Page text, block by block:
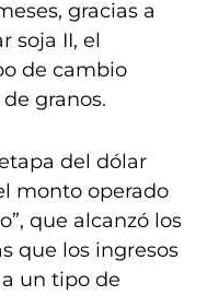
gracias a
soja II, el
de cambio
granos.
del dólar
monto operado
que alcanzó los
que los ingresos
un tipo de